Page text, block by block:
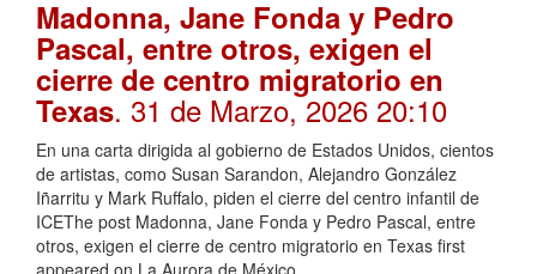
Madonna, Jane Fonda y Pedro
Pascal, entre otros, exigen el
cierre de centro migratorio en
Texas. 31 de Marzo, 2026 20:10
En una carta dirigida al gobierno de Estados Unidos, cientos
de artistas, como Susan Sarandon, Alejandro González
Iñarritu y Mark Ruffalo, piden el cierre del centro infantil de
ICEThe post Madonna, Jane Fonda y Pedro Pascal, entre
otros, exigen el cierre de centro migratorio en Texas first